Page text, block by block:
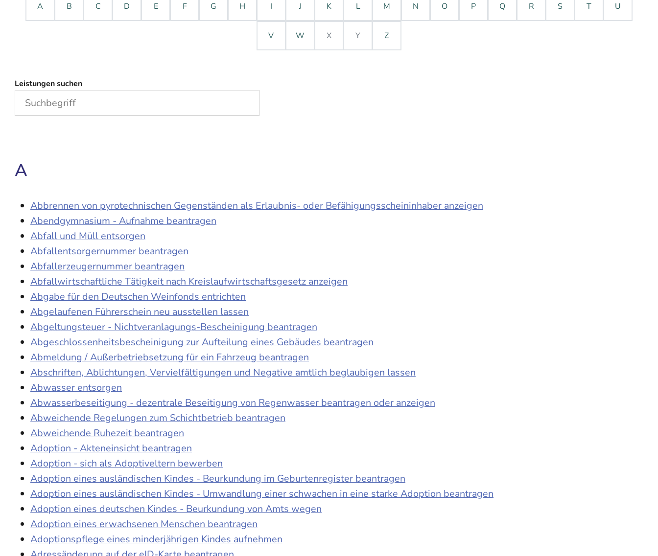
A B C D E F G H I J K L M N O P Q R S T U
V W X Y Z
Leistungen suchen
A
Abbrennen von pyrotechnischen Gegenständen als Erlaubnis- oder Befähigungsscheininhaber anzeigen
Abendgymnasium - Aufnahme beantragen
Abfall und Müll entsorgen
Abfallentsorgernummer beantragen
Abfallerzeugernummer beantragen
Abfallwirtschaftliche Tätigkeit nach Kreislaufwirtschaftsgesetz anzeigen
Abgabe für den Deutschen Weinfonds entrichten
Abgelaufenen Führerschein neu ausstellen lassen
Abgeltungsteuer - Nichtveranlagungs-Bescheinigung beantragen
Abgeschlossenheitsbescheinigung zur Aufteilung eines Gebäudes beantragen
Abmeldung / Außerbetriebsetzung für ein Fahrzeug beantragen
Abschriften, Ablichtungen, Vervielfältigungen und Negative amtlich beglaubigen lassen
Abwasser entsorgen
Abwasserbeseitigung - dezentrale Beseitigung von Regenwasser beantragen oder anzeigen
Abweichende Regelungen zum Schichtbetrieb beantragen
Abweichende Ruhezeit beantragen
Adoption - Akteneinsicht beantragen
Adoption - sich als Adoptiveltern bewerben
Adoption eines ausländischen Kindes - Beurkundung im Geburtenregister beantragen
Adoption eines ausländischen Kindes - Umwandlung einer schwachen in eine starke Adoption beantragen
Adoption eines deutschen Kindes - Beurkundung von Amts wegen
Adoption eines erwachsenen Menschen beantragen
Adoptionspflege eines minderjährigen Kindes aufnehmen